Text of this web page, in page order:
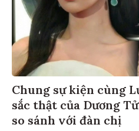
Chung sự kiện cùng
sắc thật của Dương
so sánh với đàn chị